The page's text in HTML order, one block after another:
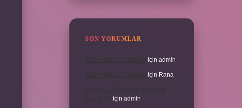
SON YORUMLAR
için admin
için Rana
için admin